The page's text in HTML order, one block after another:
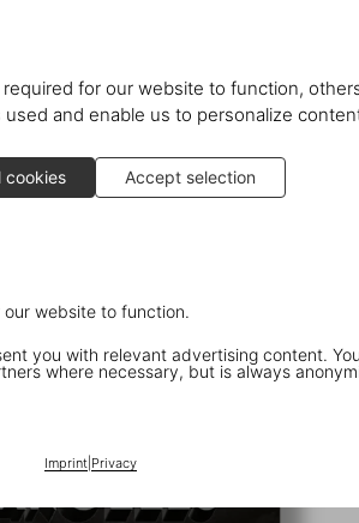
for our website to function,
and enable us to personalize
cookies Accept selection
our website to function.
you with relevant advertising content.
where necessary, but is always
Imprint| Privacy